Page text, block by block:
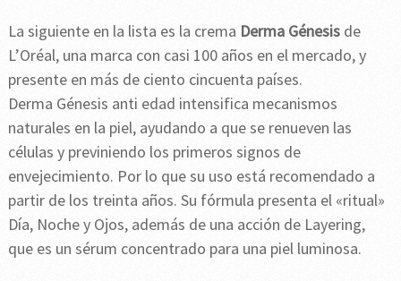
La siguiente en la lista es la crema Derma Génesisde
L’Oréal, una marca con casi 100 años en el mercado, y
presente en más de ciento cincuenta países.
Derma Génesis anti edad intensifica mecanismos
naturales en la piel, ayudando a que se renueven las
células y previniendo los primeros signos de
envejecimiento. Por lo que su uso está recomendado a
partir de los treinta años. Su fórmula presenta el «ritual»
Día, Noche y Ojos, además de una acción de Layering,
que es un sérum concentrado para una piel luminosa.